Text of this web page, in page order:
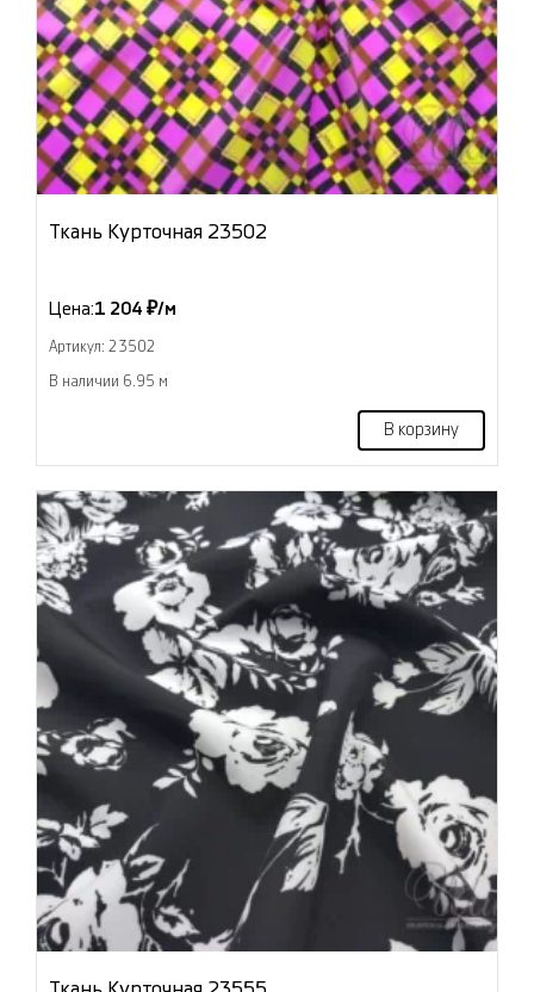
Ткань Курточная 23502
Цена:1 204 ₽/м
Артикул: 23502
В наличии 6.95 м
В корзину